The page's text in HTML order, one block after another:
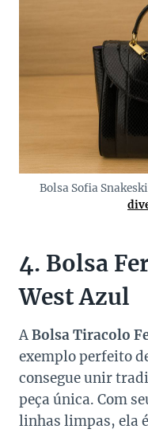
Bolsa Sofia
4. Bolsa
West Azul
ABolsa Tiracolo
exemplo perfeito
consegue unir
peça única. Com
linhas limpas, ela